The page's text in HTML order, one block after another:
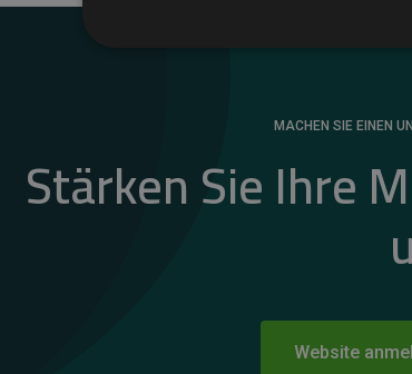
MACHEN SIE EINEN
Stärken Sie Ihre
Website